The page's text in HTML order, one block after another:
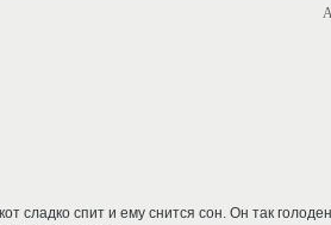
сладко спит и ему снится сон. Он так